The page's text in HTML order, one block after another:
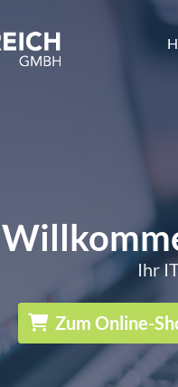
Ihr
Zum Online-